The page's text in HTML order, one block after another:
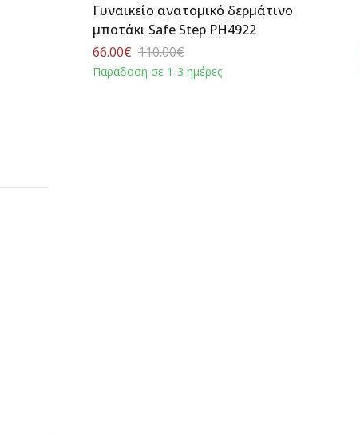
Γυναικείο ανατομικό δερμάτινο
μποτάκι Safe Step PH4922
66.00€ 110.00€
Παράδοση σε 1-3 ημέρες